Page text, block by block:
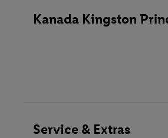
Zimmerservice
Whirlpool
Kanada Kingston
Service & Extras